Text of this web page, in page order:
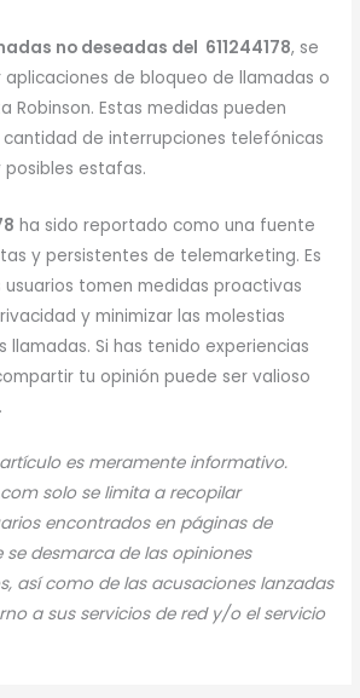
no deseadas del 611244178, se
de bloqueo de llamadas o
Robinson. Estas medidas pueden
de interrupciones telefónicas
estafas.
ha sido reportado como una fuente
y persistentes de telemarketing. Es
tomen medidas proactivas
y minimizar las molestias
llamadas. Si has tenido experiencias
tu opinión puede ser valioso
es meramente informativo.
solo se limita a recopilar
encontrados en páginas de
se desmarca de las opiniones
así como de las acusaciones lanzadas
a sus servicios de red y/o el servicio